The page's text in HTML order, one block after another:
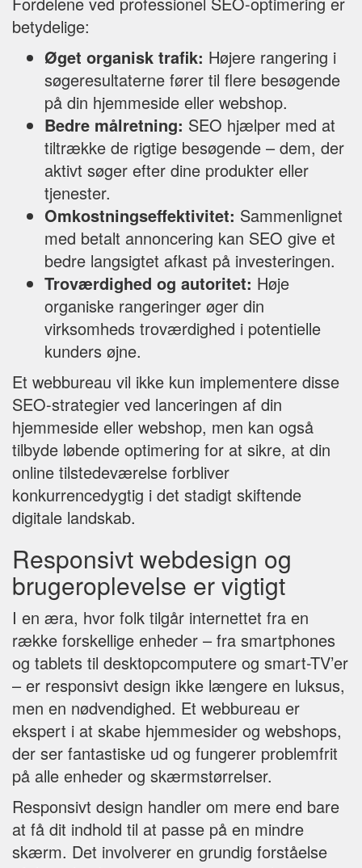
betydelige:
Øget organisk trafik: Højere rangering i
søgeresultaterne fører til flere besøgende
på din hjemmeside eller webshop.
Bedre målretning: SEO hjælper med at
tiltrække de rigtige besøgende – dem, der
aktivt søger efter dine produkter eller
tjenester.
Omkostningseffektivitet: Sammenlignet
med betalt annoncering kan SEO give et
bedre langsigtet afkast på investeringen.
Troværdighed og autoritet: Høje
organiske rangeringer øger din
virksomheds troværdighed i potentielle
kunders øjne.
Et webbureau vil ikke kun implementere disse
SEO-strategier ved lanceringen af din
hjemmeside eller webshop, men kan også
tilbyde løbende optimering for at sikre, at din
online tilstedeværelse forbliver
konkurrencedygtig i det stadigt skiftende
digitale landskab.
Responsivt webdesign og
brugeroplevelse er vigtigt
I en æra, hvor folk tilgår internettet fra en
række forskellige enheder – fra smartphones
og tablets til desktopcomputere og smart-TV’er
– er responsivt design ikke længere en luksus,
men en nødvendighed. Et webbureau er
ekspert i at skabe hjemmesider og webshops,
der ser fantastiske ud og fungerer problemfrit
på alle enheder og skærmstørrelser.
Responsivt design handler om mere end bare
at få dit indhold til at passe på en mindre
skærm. Det involverer en grundig forståelse